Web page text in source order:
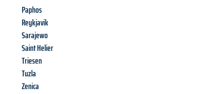
Paphos
Reykjavik
Sarajewo
Saint Helier
Triesen
Tuzla
Zenica